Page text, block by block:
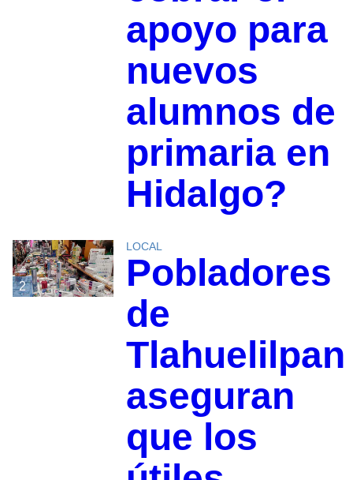
apoyo para
nuevos
alumnos de
primaria en
Hidalgo?
2
LOCAL
Pobladores
de
Tlahuelilpan
aseguran
que los